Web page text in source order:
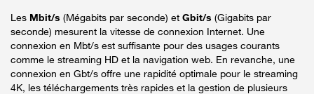
Les Mbit/s (Mégabits par seconde) et Gbit/s (Gigabits par
seconde) mesurent la vitesse de connexion Internet. Une
connexion en Mbt/s est suffisante pour des usages courants
comme le streaming HD et la navigation web. En revanche, une
connexion en Gbt/s offre une rapidité optimale pour le streaming
4K, les téléchargements très rapides et la gestion de plusieurs